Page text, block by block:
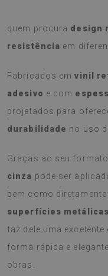
quem procura design
resistência em
Fabricados emvinil
adesivo e com
projetados para
durabilidade no uso
Graças ao seu
cinza pode ser
bem como
superfícies
faz dele uma
forma rápida e
obras.